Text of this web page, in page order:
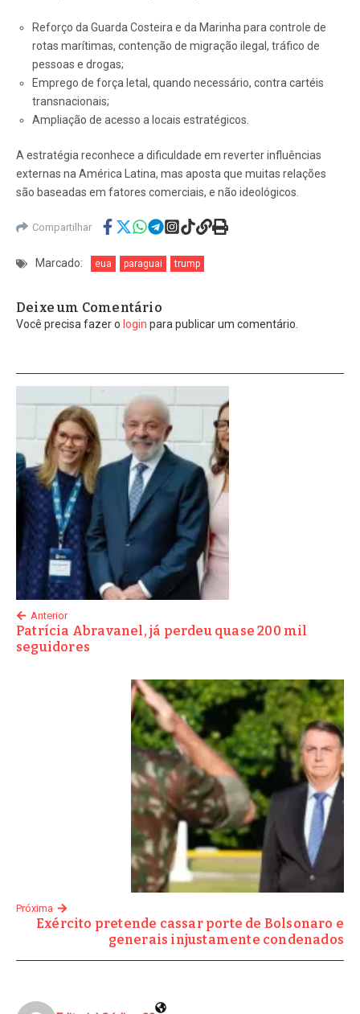
Reforço da Guarda Costeira e da Marinha para controle de
rotas marítimas, contenção de migração ilegal, tráfico de
pessoas e drogas;
Emprego de força letal, quando necessário, contra cartéis
transnacionais;
Ampliação de acesso a locais estratégicos.
A estratégia reconhece a dificuldade em reverter influências
externas na América Latina, mas aposta que muitas relações
são baseadas em fatores comerciais, e não ideológicos.
Compartilhar
Marcado: eua paraguai trump
Deixe um Comentário
Você precisa fazer o login para publicar um comentário.
Anterior
Patrícia Abravanel, já perdeu quase 200 mil
seguidores
Próxima
Exército pretende cassar porte de Bolsonaro e
generais injustamente condenados